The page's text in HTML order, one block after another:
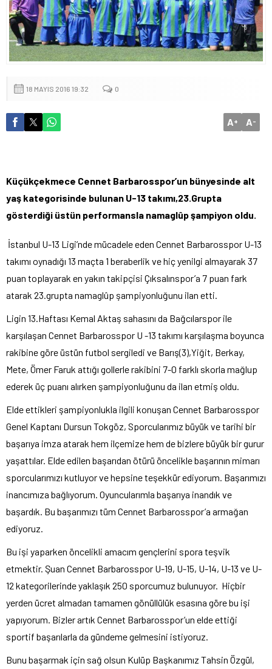
18 MAYIS 2016 19:32 0
A+ A-
Küçükçekmece Cennet Barbarosspor’un bünyesinde alt
yaş kategorisinde bulunan U-13 takımı,23.Grupta
gösterdiği üstün performansla namaglûp şampiyon oldu.
İstanbul U-13 Ligi’nde mücadele eden Cennet Barbarosspor U-13
takımı oynadığı 13 maçta 1 beraberlik ve hiç yenilgi almayarak 37
puan toplayarak en yakın takipçisi Çıksalınspor’a 7 puan fark
atarak 23.grupta namaglûp şampiyonluğunu ilan etti.
Ligin 13.Haftası Kemal Aktaş sahasını da Bağcılarspor ile
karşılaşan Cennet Barbarosspor U -13 takımı karşılaşma boyunca
rakibine göre üstün futbol sergiledi ve Barış(3),Yiğit, Berkay,
Mete, Ömer Faruk attığı gollerle rakibini 7-0 farklı skorla mağlup
ederek üç puanı alırken şampiyonluğunu da ilan etmiş oldu.
Elde ettikleri şampiyonlukla ilgili konuşan Cennet Barbarosspor
Genel Kaptanı Dursun Tokgöz, Sporcularımız büyük ve tarihi bir
başarıya imza atarak hem ilçemize hem de bizlere büyük bir gurur
yaşattılar. Elde edilen başarıdan ötürü öncelikle başarının mimarı
sporcularımızı kutluyor ve hepsine teşekkür ediyorum. Başarımızı
inancımıza bağlıyorum. Oyuncularımla başarıya inandık ve
başardık. Bu başarımızı tüm Cennet Barbarosspor’a armağan
ediyoruz.
Bu işi yaparken öncelikli amacım gençlerini spora teşvik
etmektir. Şuan Cennet Barbarosspor U-19, U-15, U-14, U-13 ve U-
12 kategorilerinde yaklaşık 250 sporcumuz bulunuyor. Hiçbir
yerden ücret almadan tamamen gönüllülük esasına göre bu işi
yapıyorum. Bizler artık Cennet Barbarosspor’un elde ettiği
sportif başarılarla da gündeme gelmesini istiyoruz.
Bunu başarmak için sağ olsun Kulüp Başkanımız Tahsin Özgül,